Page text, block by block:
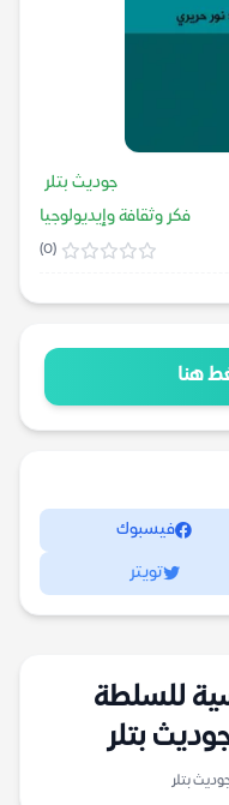
جوديث بتلر
فكر وثقافة وإيديولوجيا
(0)
هنا
فيسبوك
تويتر
للسلطة
بتلر
بتلر